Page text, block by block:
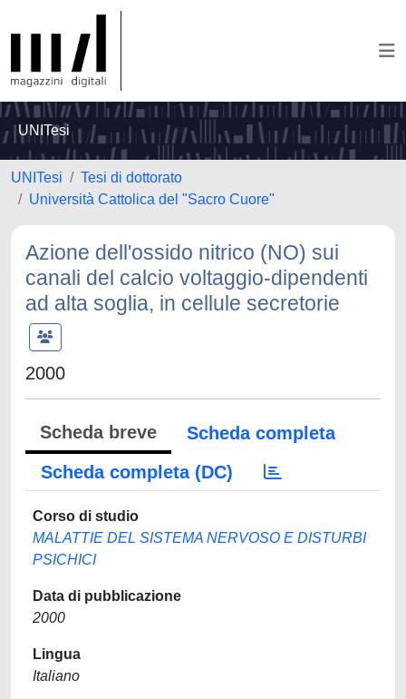
UNITesi
UNITesi
Tesi di dottorato
Università Cattolica del "Sacro Cuore"
Azione dell'ossido nitrico (NO) sui
canali del calcio voltaggio-dipendenti
ad alta soglia, in cellule secretorie
2000
Scheda breve
Scheda completa
Scheda completa (DC)
Corso di studio
MALATTIE DEL SISTEMA NERVOSO E DISTURBI
PSICHICI
Data di pubblicazione
2000
Lingua
Italiano